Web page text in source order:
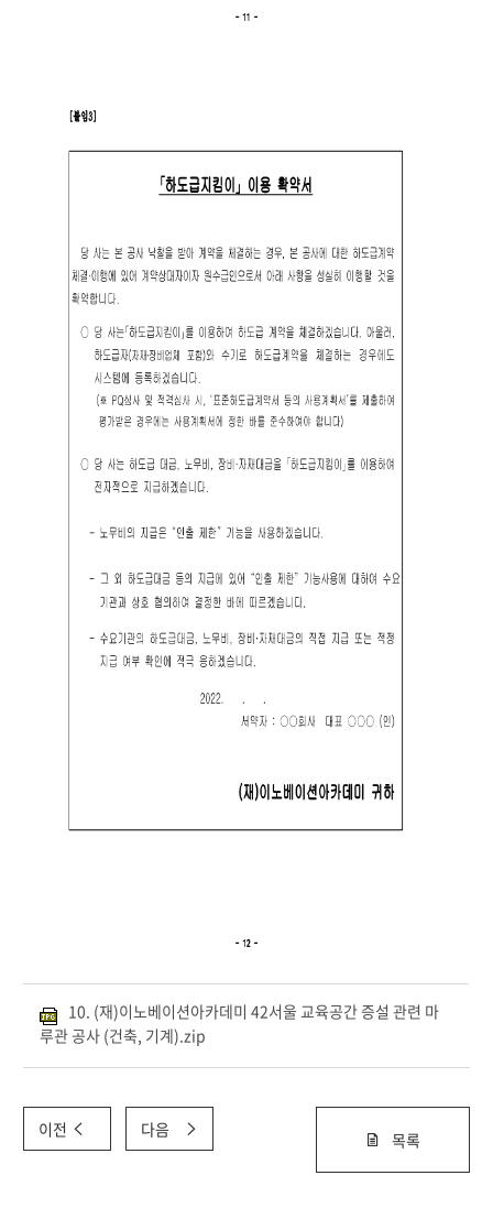
10. (재)이노베이션아카데미 42서울 교육공간 증설 관련 마
루관 공사 (건축, 기계).zip
이전 다음 목록